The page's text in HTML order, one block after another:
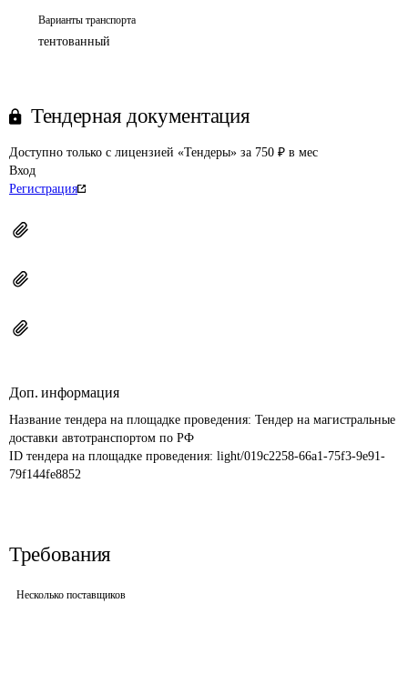
Варианты транспорта
тентованный
Тендерная документация
Доступно только с лицензией «Тендеры» за 750 ₽ в мес
Вход
Регистрация
Доп. информация
Название тендера на площадке проведения: Тендер на магистральные
доставки автотранспортом по РФ
ID тендера на площадке проведения: light/019c2258-66a1-75f3-9e91-
79f144fe8852
Требования
Несколько поставщиков